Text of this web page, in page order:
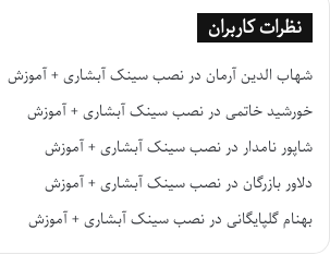
نظرات کاربران
شهاب الدین آرمان درنصب سینک آبشاری + آموزش
خورشید خاتمی درنصب سینک آبشاری + آموزش
شاپور نامدار درنصب سینک آبشاری + آموزش
دلاور بازرگان درنصب سینک آبشاری + آموزش
بهنام گلپایگانی درنصب سینک آبشاری + آموزش